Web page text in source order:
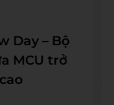
Day – Bộ
MCU trở